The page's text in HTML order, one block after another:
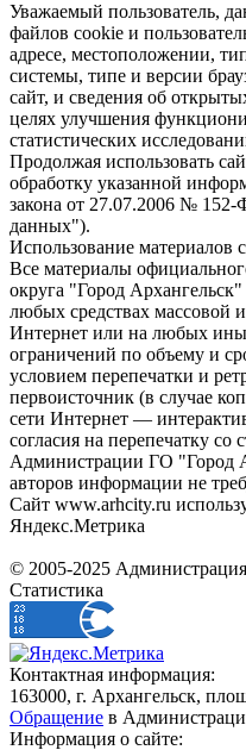
Уважаемый пользователь,
файлов cookie и
адресе, местоположении,
системы, типе и версии
сайт, и сведения об
целях улучшения
статистических
Продолжая использовать
обработку указанной
закона от 27.07.2006 №
данных").
Использование материалов
Все материалы
округа "Город
любых средствах массовой
Интернет или на любых
ограничений по объему и
условием перепечатки и
первоисточник (в случае
сети Интернет —
согласия на перепечатку
Администрации ГО "Город
авторов информации не
Сайт www.arhcity.ru
Яндекс.Метрика
© 2005-2025
Статистика
Контактная информация:
163000, г. Архангельск,
Обращение в
Информация о сайте: